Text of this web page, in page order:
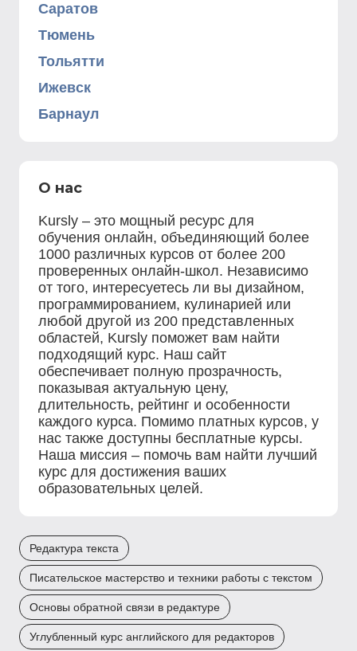
Саратов
Тюмень
Тольятти
Ижевск
Барнаул
О нас
Kursly – это мощный ресурс для
обучения онлайн, объединяющий более
1000 различных курсов от более 200
проверенных онлайн-школ. Независимо
от того, интересуетесь ли вы дизайном,
программированием, кулинарией или
любой другой из 200 представленных
областей, Kursly поможет вам найти
подходящий курс. Наш сайт
обеспечивает полную прозрачность,
показывая актуальную цену,
длительность, рейтинг и особенности
каждого курса. Помимо платных курсов, у
нас также доступны бесплатные курсы.
Наша миссия – помочь вам найти лучший
курс для достижения ваших
образовательных целей.
Редактура текста
Писательское мастерство и техники работы с текстом
Основы обратной связи в редактуре
Углубленный курс английского для редакторов